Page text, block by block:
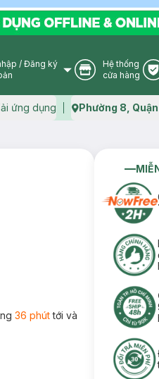
User Icon
/ Đăng ký
Store Icon
Hệ thống
cửa hàng
ứng dụng Phường 8,
36 phúttới và